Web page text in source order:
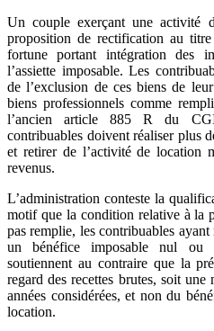
Un couple exerçant une activité
proposition de rectification au
fortune portant intégration des
l’assiette imposable. Les
de l’exclusion de ces biens de
biens professionnels comme
l’ancien article 885 R du
contribuables doivent réaliser plus
et retirer de l’activité de location
revenus.
L’administration conteste la
motif que la condition relative à la
pas remplie, les contribuables
un bénéfice imposable nul ou
soutiennent au contraire que la
regard des recettes brutes, soit
années considérées, et non du
location.